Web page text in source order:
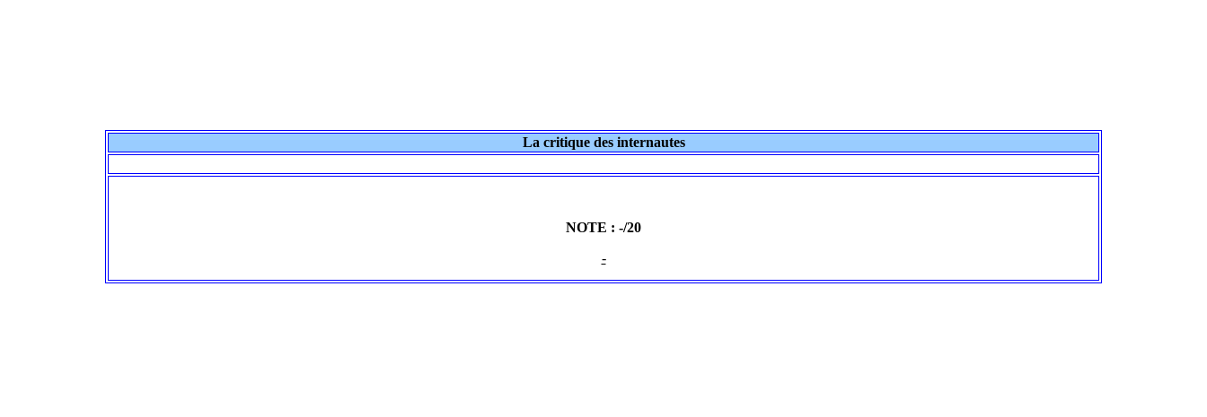
La critique des internautes
NOTE : -/20
-